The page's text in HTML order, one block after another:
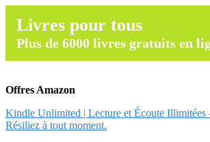
Livres pour tous
Plus de 6000 livres gratuits en
Offres Amazon
Kindle Unlimited | Lecture et Écoute Illimitées
Résiliez à tout moment.